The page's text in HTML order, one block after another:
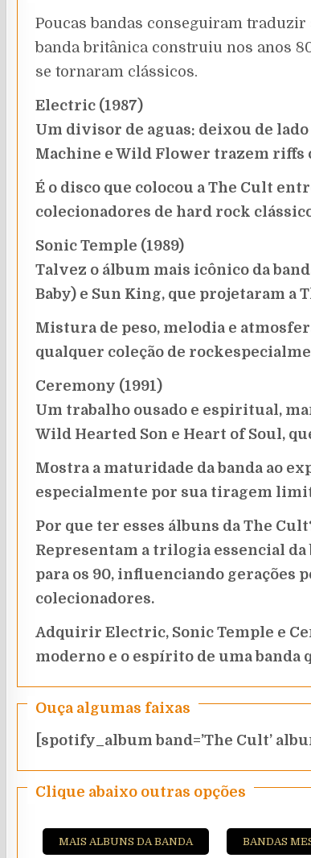
Poucas bandas conseguiram
banda britânica construiu nos anos
se tornaram clássicos.
Electric (1987)
Um divisor de aguas: deixou de
Machine e Wild Flower trazem
É o disco que colocou a The Cult
colecionadores de hard rock
Sonic Temple (1989)
Talvez o álbum mais icônico da
Baby) e Sun King, que projetaram
Mistura de peso, melodia e
qualquer coleção de
Ceremony (1991)
Um trabalho ousado e espiritual,
Wild Hearted Son e Heart of Soul,
Mostra a maturidade da banda ao
especialmente por sua tiragem
Por que ter esses álbuns da The
Representam a trilogia essencial
para os 90, influenciando gerações
colecionadores.
Adquirir Electric, Sonic Temple e
moderno e o espírito de uma
Ouça algumas faixas
[spotify_album band=’The Cult’
Clique abaixo outras opções
MAIS ALBUNS DA BANDA BANDAS